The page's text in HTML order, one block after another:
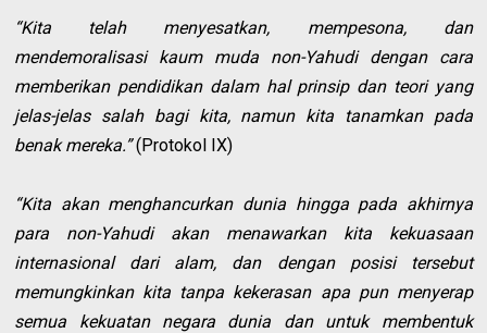
“Kita telah menyesatkan, mempesona, dan
mendemoralisasi kaum muda non-Yahudi dengan cara
memberikan pendidikan dalam hal prinsip dan teori yang
jelas-jelas salah bagi kita, namun kita tanamkan pada
benak mereka.”(Protokol IX)
“Kita akan menghancurkan dunia hingga pada akhirnya
para non-Yahudi akan menawarkan kita kekuasaan
internasional dari alam, dan dengan posisi tersebut
memungkinkan kita tanpa kekerasan apa pun menyerap
semua kekuatan negara dunia dan untuk membentuk